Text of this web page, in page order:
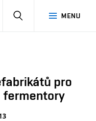
MENU
pro
fermentory